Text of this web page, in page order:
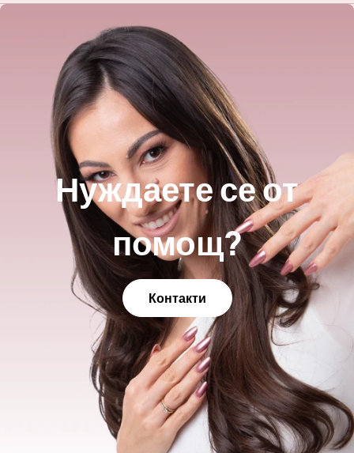
Нуждаете се от
помощ?
Контакти